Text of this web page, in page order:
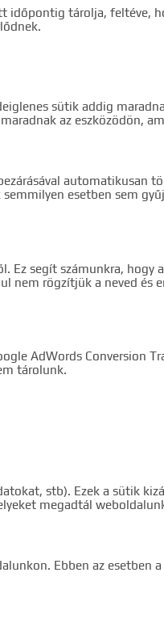
időpontig tárolja, feltéve,
sütik addig
az eszközödön,
automatikusan
esetben sem
segít számunkra, hogy
nem rögzítjük a neved és
AdWords Conversion
tárolunk.
stb). Ezek a sütik
megadtál
Ebben az esetben